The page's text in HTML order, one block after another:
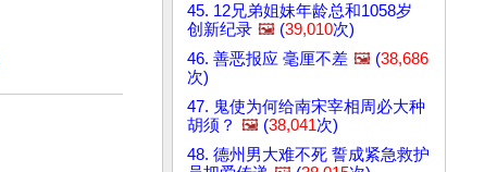
45. 12兄弟姐妹年龄总和1058岁
创新纪录 🖼️ (39,010次)
46. 善恶报应 毫厘不差 🖼️ (38,686
次)
47. 鬼使为何给南宋宰相周必大种
胡须？ 🖼️ (38,041次)
48. 德州男大难不死 誓成紧急救护